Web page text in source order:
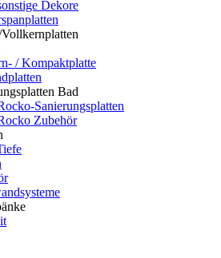
Dekore
/ Kompaktplatte
Bad
Sanierungsplatten
Zubehör